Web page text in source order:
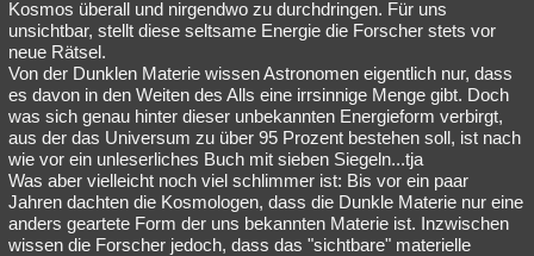
Kosmos überall und nirgendwo zu durchdringen. Für uns
unsichtbar, stellt diese seltsame Energie die Forscher stets vor
neue Rätsel.
Von der Dunklen Materie wissen Astronomen eigentlich nur, dass
es davon in den Weiten des Alls eine irrsinnige Menge gibt. Doch
was sich genau hinter dieser unbekannten Energieform verbirgt,
aus der das Universum zu über 95 Prozent bestehen soll, ist nach
wie vor ein unleserliches Buch mit sieben Siegeln...tja
Was aber vielleicht noch viel schlimmer ist: Bis vor ein paar
Jahren dachten die Kosmologen, dass die Dunkle Materie nur eine
anders geartete Form der uns bekannten Materie ist. Inzwischen
wissen die Forscher jedoch, dass das "sichtbare" materielle